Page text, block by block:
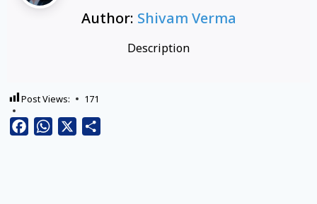
Author: Shivam Verma
Description
Post Views: 171
FacebookWhatsApp